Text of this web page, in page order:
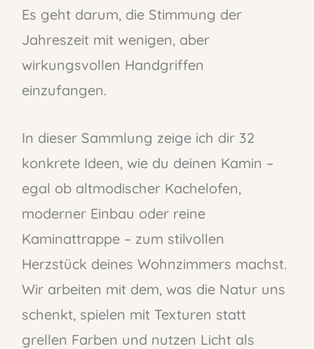
Es geht darum, die Stimmung der
Jahreszeit mit wenigen, aber
wirkungsvollen Handgriffen
einzufangen.
In dieser Sammlung zeige ich dir 32
konkrete Ideen, wie du deinen Kamin –
egal ob altmodischer Kachelofen,
moderner Einbau oder reine
Kaminattrappe – zum stilvollen
Herzstück deines Wohnzimmers machst.
Wir arbeiten mit dem, was die Natur uns
schenkt, spielen mit Texturen statt
grellen Farben und nutzen Licht als